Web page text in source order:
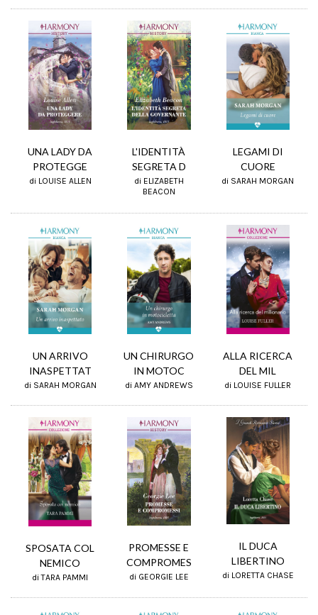
UNA LADY DA
PROTEGGE
di LOUISE ALLEN
L'IDENTITÀ
SEGRETA D
di ELIZABETH
BEACON
LEGAMI DI
CUORE
di SARAH MORGAN
UN ARRIVO
INASPETTAT
di SARAH MORGAN
UN CHIRURGO
IN MOTOC
di AMY ANDREWS
ALLA RICERCA
DEL MIL
di LOUISE FULLER
SPOSATA COL
NEMICO
di TARA PAMMI
PROMESSE E
COMPROMES
di GEORGIE LEE
IL DUCA
LIBERTINO
di LORETTA CHASE